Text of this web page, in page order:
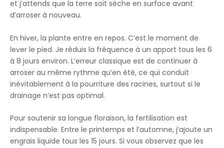
et j’attends que la terre soit sèche en surface avant
d’arroser à nouveau.
En hiver, la plante entre en repos. C’est le moment de
lever le pied. Je réduis la fréquence à un apport tous les 6
à 8 jours environ. L’erreur classique est de continuer à
arroser au même rythme qu’en été, ce qui conduit
inévitablement à la pourriture des racines, surtout si le
drainage n’est pas optimal.
Pour soutenir sa longue floraison, la fertilisation est
indispensable. Entre le printemps et l’automne, j’ajoute un
engrais liquide tous les 15 jours. Si vous observez que les